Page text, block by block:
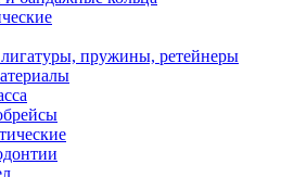
пружины, ретейнеры